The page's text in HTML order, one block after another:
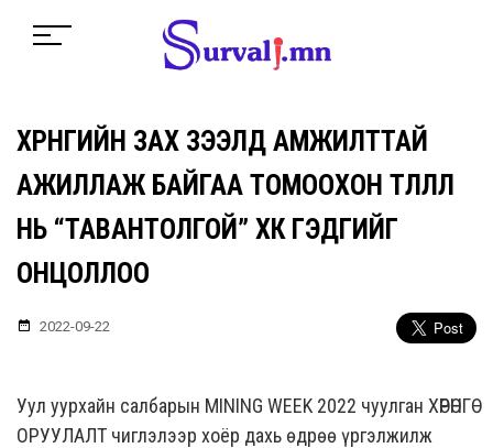
ХӨРӨНГИЙН ЗАХ ЗЭЭЛД АМЖИЛТТАЙ
АЖИЛЛАЖ БАЙГАА ТОМООХОН ТӨЛӨӨЛӨЛ
НЬ “ТАВАНТОЛГОЙ” ХК ГЭДГИЙГ
ОНЦОЛЛОО
2022-09-22
Уул уурхайн салбарын MINING WEEK 2022 чуулган ХӨРӨНГӨ
ОРУУЛАЛТ чиглэлээр хоёр дахь өдрөө үргэлжилж